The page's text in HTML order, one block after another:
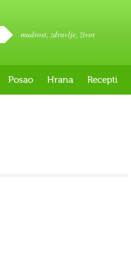
mudrost, zdravlje, život
Posao Hrana Recepti